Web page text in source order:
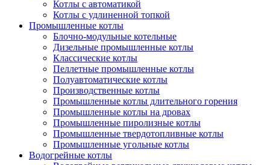
Котлы с автоматикой
Котлы с удлиненной топкой
Промышленные котлы
Блочно-модульные котельные
Дизельные промышленные котлы
Классические котлы
Пеллетные промышленные котлы
Полуавтоматические котлы
Производственные котлы
Промышленные котлы длительного горения
Промышленные котлы на дровах
Промышленные пиролизные котлы
Промышленные твердотопливные котлы
Промышленные угольные котлы
Водогрейные котлы